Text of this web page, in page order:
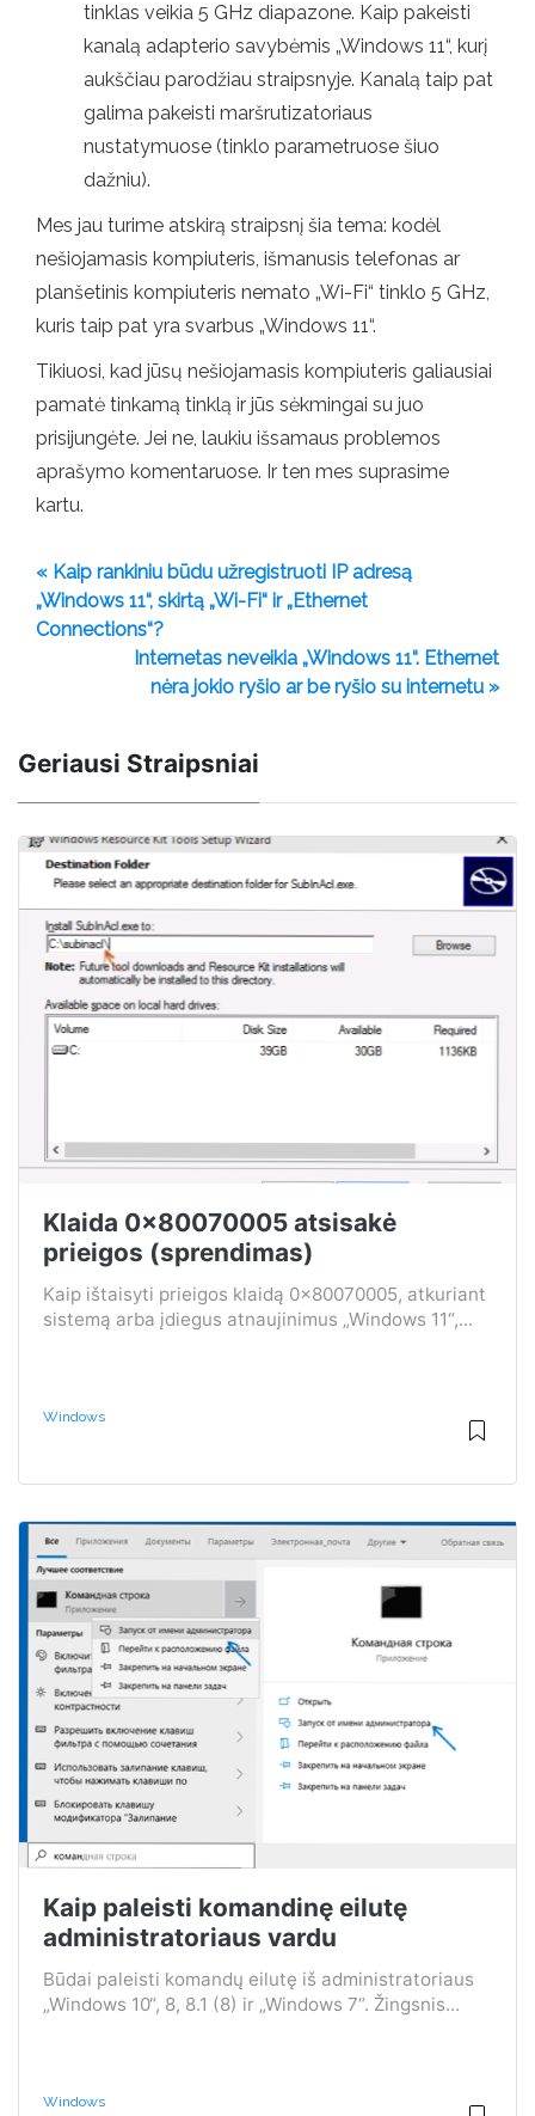
tinklas veikia 5 GHz diapazone. Kaip pakeisti
kanalą adapterio savybėmis „Windows 11“, kurį
aukščiau parodžiau straipsnyje. Kanalą taip pat
galima pakeisti maršrutizatoriaus
nustatymuose (tinklo parametruose šiuo
dažniu).
Mes jau turime atskirą straipsnį šia tema: kodėl
nešiojamasis kompiuteris, išmanusis telefonas ar
planšetinis kompiuteris nemato „Wi-Fi“ tinklo 5 GHz,
kuris taip pat yra svarbus „Windows 11“.
Tikiuosi, kad jūsų nešiojamasis kompiuteris galiausiai
pamatė tinkamą tinklą ir jūs sėkmingai su juo
prisijungėte. Jei ne, laukiu išsamaus problemos
aprašymo komentaruose. Ir ten mes suprasime
kartu.
« Kaip rankiniu būdu užregistruoti IP adresą
„Windows 11“, skirtą „Wi-Fi“ ir „Ethernet
Connections“?
Internetas neveikia „Windows 11“. Ethernet
nėra jokio ryšio ar be ryšio su internetu »
Geriausi Straipsniai
Klaida 0x80070005 atsisakė
prieigos (sprendimas)
Kaip ištaisyti prieigos klaidą 0x80070005, atkuriant
sistemą arba įdiegus atnaujinimus „Windows 11“,...
Windows
Kaip paleisti komandinę eilutę
administratoriaus vardu
Būdai paleisti komandų eilutę iš administratoriaus
„Windows 10“, 8, 8.1 (8) ir „Windows 7“. Žingsnis...
Windows